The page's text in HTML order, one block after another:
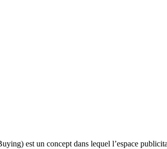
est un concept dans lequel l’espace